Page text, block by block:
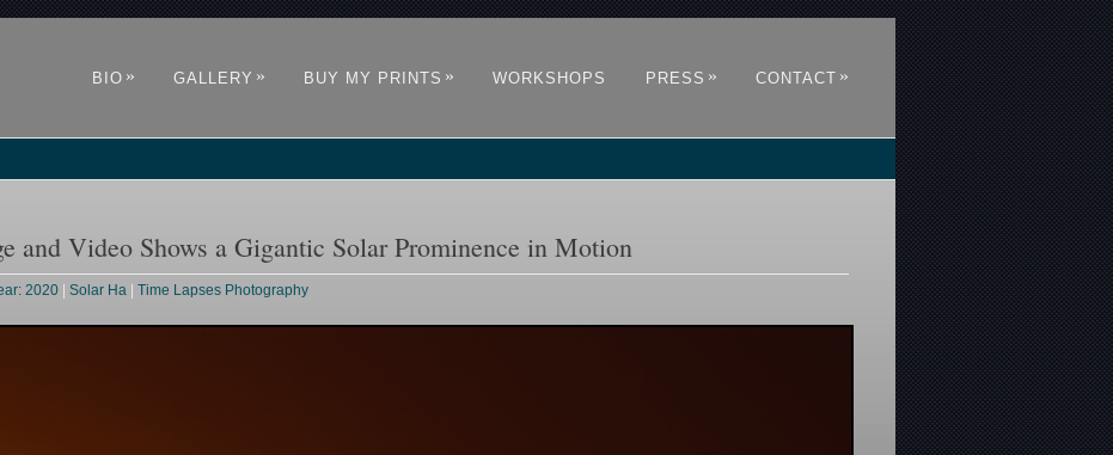
BIO » GALLERY » BUY MY PRINTS » WORKSHOPS PRESS » CONTACT »
and Video Shows a Gigantic Solar Prominence in Motion
2020 |Solar Ha |Time Lapses Photography